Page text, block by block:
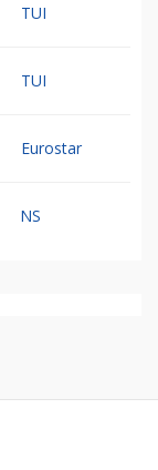
TUI
TUI
Eurostar
NS